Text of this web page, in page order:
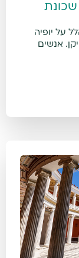
על יופיה
אנשים